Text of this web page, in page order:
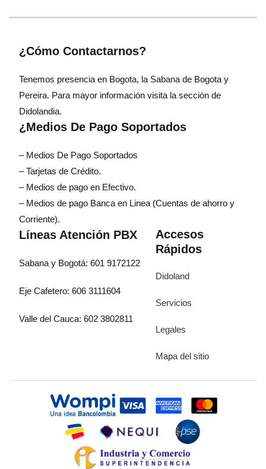
¿Cómo Contactarnos?
Tenemos presencia en Bogota, la Sabana de Bogota y
Pereira. Para mayor información visita la sección de
Didolandia.
¿Medios De Pago Soportados
– Medios De Pago Soportados
– Tarjetas de Crédito.
– Medios de pago en Efectivo.
– Medios de pago Banca en Linea (Cuentas de ahorro y
Corriente).
Líneas Atención PBX
Sabana y Bogotá: 601 9172122
Eje Cafetero: 606 3111604
Valle del Cauca: 602 3802811
Accesos
Rápidos
Didoland
Servicios
Legales
Mapa del sitio